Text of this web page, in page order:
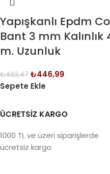
Yapışkanlı Epdm
Bant 3 mm
m. Uzunluk
₺483,47 ₺446,99
Sepete Ekle
ÜCRETSİZ KARGO
1000 TL ve üzeri siparişlerde
ücretsiz kargo